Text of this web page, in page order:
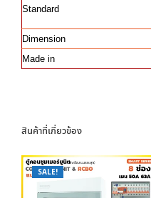
Standard
Dimension
Made in
สินค้าที่เกี่ยวข้อง
SALE!